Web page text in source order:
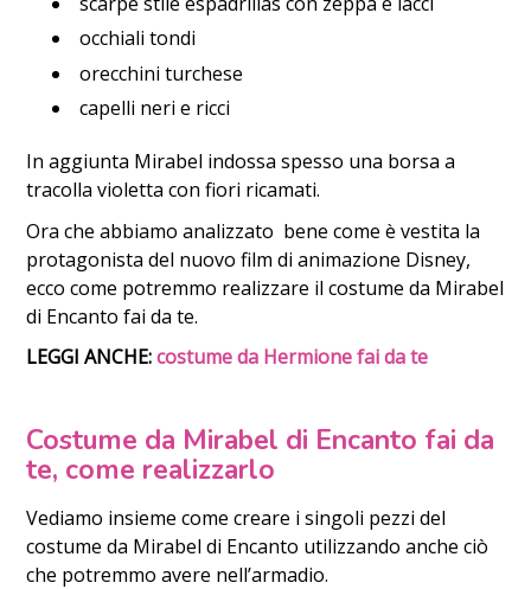
occhiali tondi
orecchini turchese
capelli neri e ricci
In aggiunta Mirabel indossa spesso una borsa a
tracolla violetta con fiori ricamati.
Ora che abbiamo analizzato bene come è vestita la
protagonista del nuovo film di animazione Disney,
ecco come potremmo realizzare il costume da Mirabel
di Encanto fai da te.
LEGGI ANCHE:costume da Hermione fai da te
Costume da Mirabel di Encanto fai da
te, come realizzarlo
Vediamo insieme come creare i singoli pezzi del
costume da Mirabel di Encanto utilizzando anche ciò
che potremmo avere nell’armadio.